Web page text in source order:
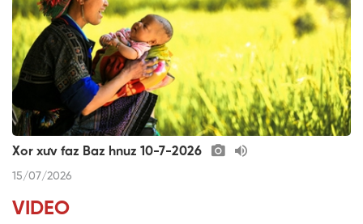
Xor xưv faz Baz hnuz 10-7-2026
15/07/2026
VIDEO